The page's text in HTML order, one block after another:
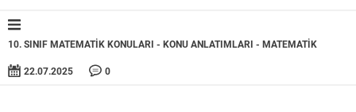
10. SINIF MATEMATIK KONULARI KONU ANLATIMLARI MATEMATIK
22.07.2025 0